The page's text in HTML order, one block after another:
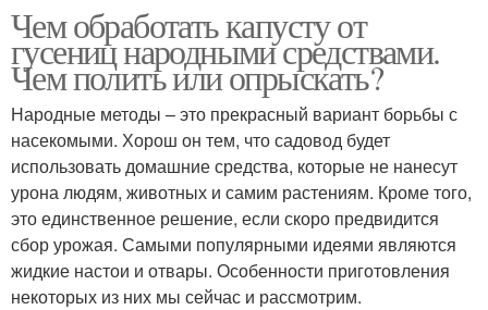
Чем обработать капусту от
гусениц народными средствами.
Чем полить или опрыскать?
Народные методы – это прекрасный вариант борьбы с
насекомыми. Хорош он тем, что садовод будет
использовать домашние средства, которые не нанесут
урона людям, животных и самим растениям. Кроме того,
это единственное решение, если скоро предвидится
сбор урожая. Самыми популярными идеями являются
жидкие настои и отвары. Особенности приготовления
некоторых из них мы сейчас и рассмотрим.